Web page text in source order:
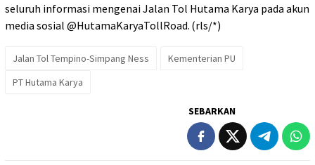
seluruh informasi mengenai Jalan Tol Hutama Karya pada akun
media sosial @HutamaKaryaTollRoad. (rls/*)
Jalan Tol Tempino-Simpang Ness
Kementerian PU
PT Hutama Karya
SEBARKAN